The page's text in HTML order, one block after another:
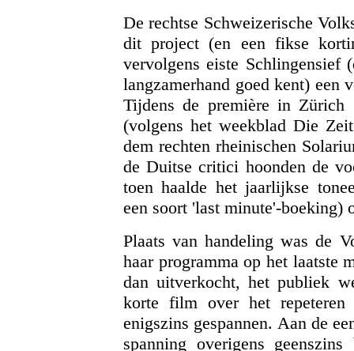
De rechtse Schweizerische
dit project (en een fikse
vervolgens eiste Schlingensief
langzamerhand goed kent) een
Tijdens de première in Zürich
(volgens het weekblad Die
dem rechten rheinischen
de Duitse critici hoonden de
toen haalde het jaarlijkse
een soort 'last minute'-
Plaats van handeling was de
haar programma op het laatste
dan uitverkocht, het publiek
korte film over het repeteren
enigszins gespannen. Aan de
spanning overigens